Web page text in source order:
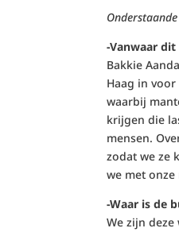
-Vanwaar
Bakkie
Haag in
waarbij
krijgen die
mensen.
zodat we ze
we met
-Waar is de
We zijn